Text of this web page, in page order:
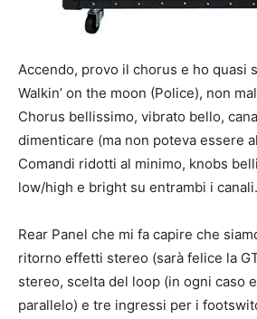
Accendo, provo il chorus e ho quasi
Walkin’ on the moon (Police), non
Chorus bellissimo, vibrato bello,
dimenticare (ma non poteva essere
Comandi ridotti al minimo, knobs
low/high e bright su entrambi i canali.
Rear Panel che mi fa capire che
ritorno effetti stereo (sarà felice la
stereo, scelta del loop (in ogni caso
parallelo) e tre ingressi per i